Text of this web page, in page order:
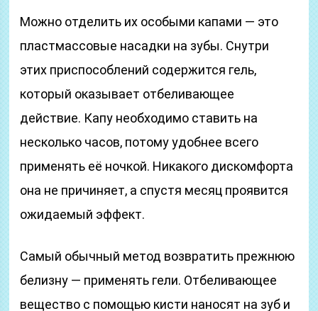
Можно отделить их особыми капами — это
пластмассовые насадки на зубы. Снутри
этих приспособлений содержится гель,
который оказывает отбеливающее
действие. Капу необходимо ставить на
несколько часов, потому удобнее всего
применять её ночкой. Никакого дискомфорта
она не причиняет, а спустя месяц проявится
ожидаемый эффект.
Самый обычный метод возвратить прежнюю
белизну — применять гели. Отбеливающее
вещество с помощью кисти наносят на зуб и